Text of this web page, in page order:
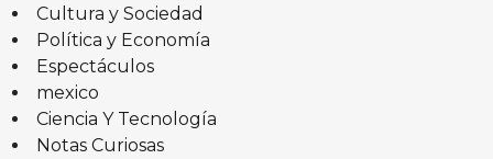
Cultura y Sociedad
Política y Economía
Espectáculos
mexico
Ciencia Y Tecnología
Notas Curiosas